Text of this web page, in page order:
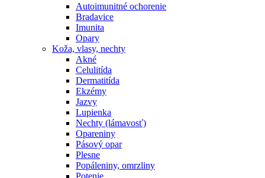
Autoimunitné ochorenie
Bradavice
Imunita
Opary
Koža, vlasy, nechty
Akné
Celulitída
Dermatitída
Ekzémy
Jazvy
Lupienka
Nechty (lámavosť)
Opareniny
Pásový opar
Plesne
Popáleniny, omrzliny